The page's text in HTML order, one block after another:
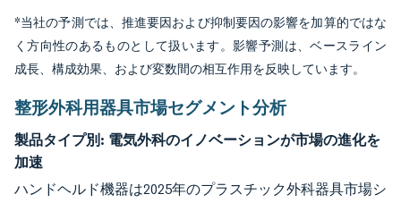
*当社の予測では、推進要因および抑制要因の影響を加算的ではな
く方向性のあるものとして扱います。影響予測は、ベースライン
成長、構成効果、および変数間の相互作用を反映しています。
整形外科用器具市場セグメント分析
製品タイプ別: 電気外科のイノベーションが市場の進化を
加速
ハンドヘルド機器は2025年のプラスチック外科器具市場シ